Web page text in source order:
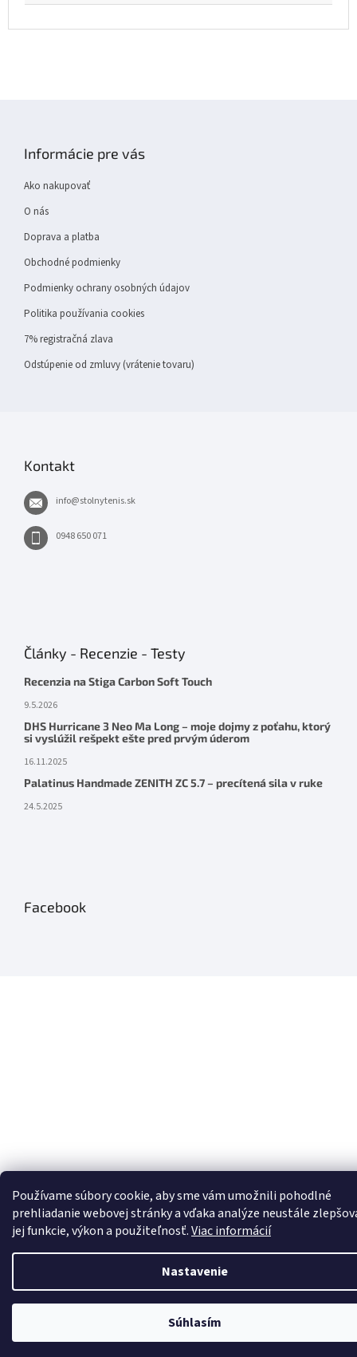
Používame súbory cookie, aby sme vám umožnili pohodlné
prehliadanie webovej stránky a vďaka analýze neustále
jej funkcie, výkon a použiteľnosť.Viac informácií
Nastavenie
Súhlasím
Informácie pre vás
Ako nakupovať
O nás
Doprava a platba
Obchodné podmienky
Podmienky ochrany osobných údajov
Politika používania cookies
7% registračná zlava
Odstúpenie od zmluvy (vrátenie tovaru)
Kontakt
info@stolnytenis.sk
0948 650 071
Články - Recenzie - Testy
Recenzia na Stiga Carbon Soft Touch
9.5.2026
DHS Hurricane 3 Neo Ma Long – moje dojmy z poťahu, ktorý
si vyslúžil rešpekt ešte pred prvým úderom
16.11.2025
Palatinus Handmade ZENITH ZC 5.7 – precítená sila v ruke
24.5.2025
Facebook